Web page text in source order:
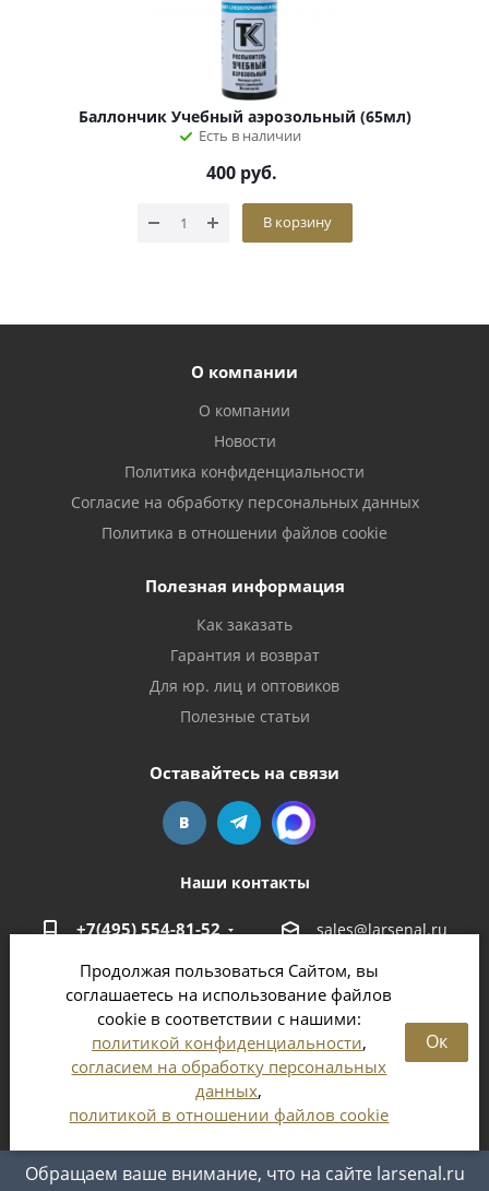
Продолжая пользоваться Сайтом, вы
соглашаетесь на использование файлов
cookie в соответствии с нашими:
политикой конфиденциальности,
согласием на обработку персональных
данных,
политикой в отношении файлов cookie
Ок
Обращаем ваше внимание, что на сайте larsenal.ru
Баллончик Учебный аэрозольный (65мл)
Есть в наличии
400руб.
В корзину
О компании
О компании
Новости
Политика конфиденциальности
Согласие на обработку персональных данных
Политика в отношении файлов cookie
Полезная информация
Как заказать
Гарантия и возврат
Для юр. лиц и оптовиков
Полезные статьи
Оставайтесь на связи
Наши контакты
+7(495) 554-81-52 sales@larsenal.ru
Московская область,
г. Люберцы,
ул. Хлебозаводская, 8 Б